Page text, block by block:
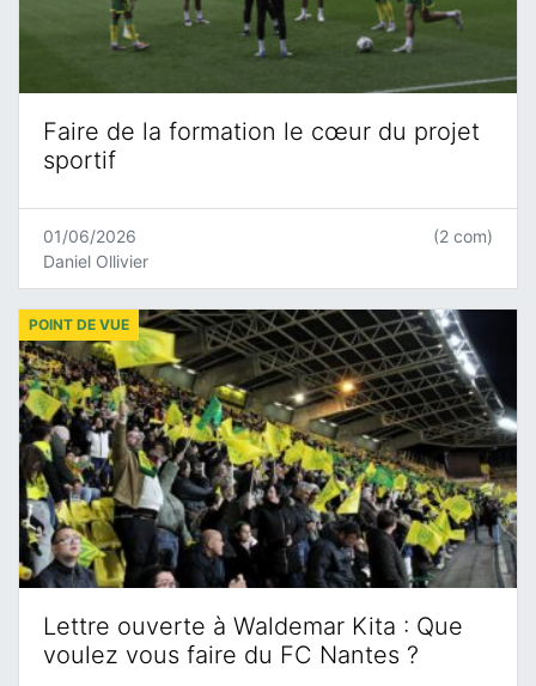
Faire de la formation le cœur du projet
sportif
01/06/2026
Daniel Ollivier
(2 com)
Lettre ouverte à Waldemar Kita : Que
voulez vous faire du FC Nantes ?
POINT DE VUE